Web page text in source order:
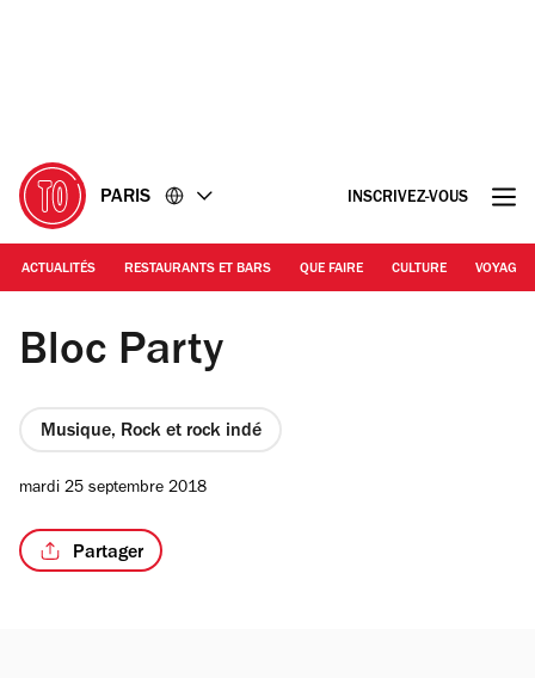
PARIS INSCRIVEZ-VOUS
ACTUALITÉS RESTAURANTS ET BARS QUE FAIRE CULTURE VOYAGE
© DR
Bloc Party
Musique, Rock et rock indé
mardi 25 septembre 2018
Partager